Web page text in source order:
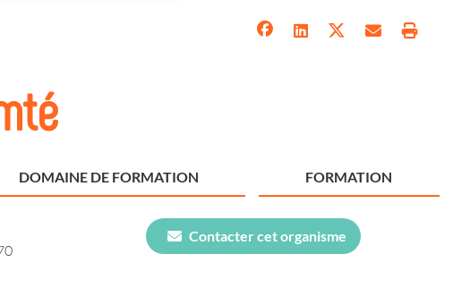
DOMAINE DE FORMATION FORMATION
Contacter cet organisme